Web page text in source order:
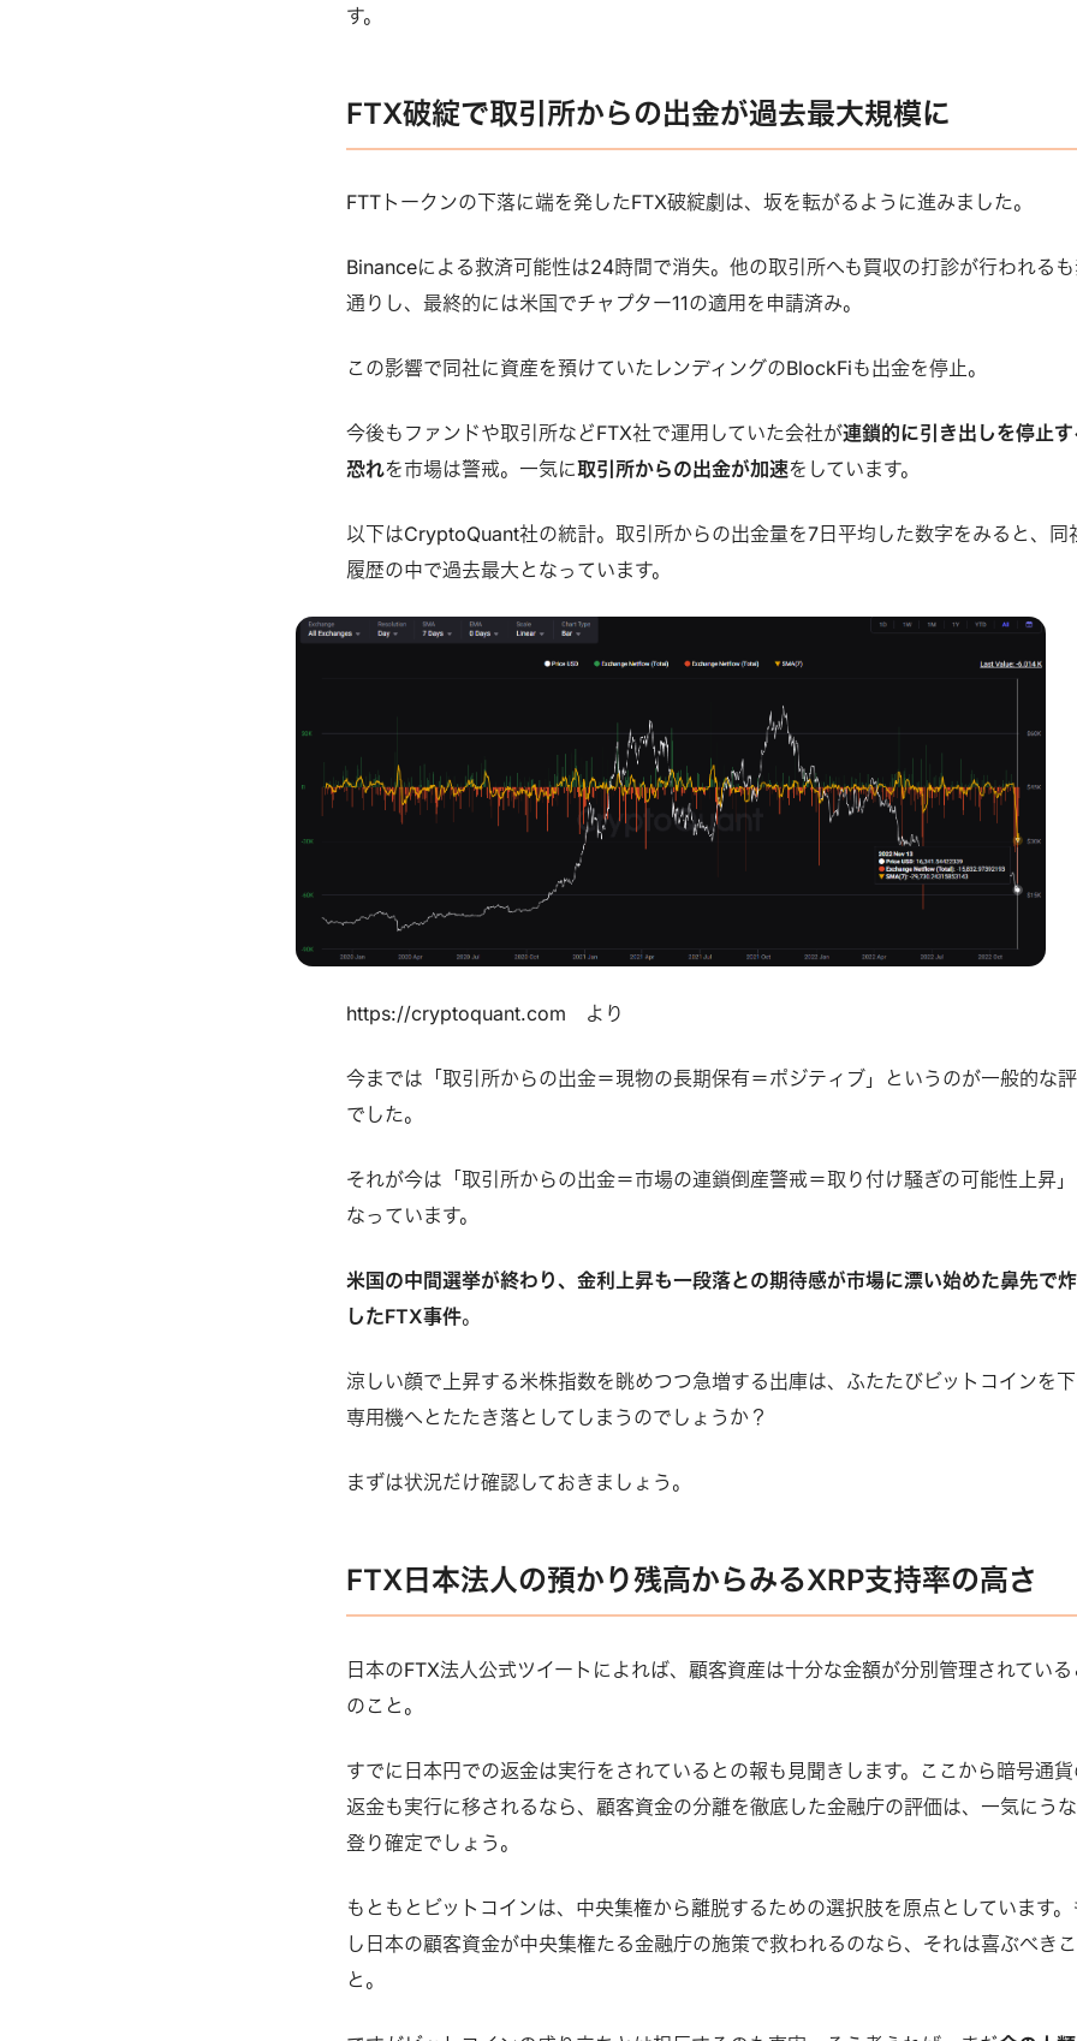
す。
FTX破綻で取引所からの出金が過去最大規模に
FTTトークンの下落に端を発したFTX破綻劇は、坂を転がるように進みました。
Binanceによる救済可能性は24時間で消失。他の取引所へも買収の打診が行われる
通りし、最終的には米国でチャプター11の適用を申請済み。
この影響で同社に資産を預けていたレンディングのBlockFiも出金を停止。
今後もファンドや取引所などFTX社で運用していた会社が連鎖的に引き出しを停止
恐れを市場は警戒。一気に取引所からの出金が加速をしています。
以下はCryptoQuant社の統計。取引所からの出金量を7日平均した数字をみると、同
履歴の中で過去最大となっています。
https://cryptoquant.com より
今までは「取引所からの出金＝現物の長期保有＝ポジティブ」というのが一般的な
でした。
それが今は「取引所からの出金＝市場の連鎖倒産警戒＝取り付け騒ぎの可能性上昇
なっています。
米国の中間選挙が終わり、金利上昇も一段落との期待感が市場に漂い始めた鼻先で
したFTX事件。
涼しい顔で上昇する米株指数を眺めつつ急増する出庫は、ふたたびビットコインを
専用機へとたたき落としてしまうのでしょうか？
まずは状況だけ確認しておきましょう。
FTX日本法人の預かり残高からみるXRP支持率の高さ
日本のFTX法人公式ツイートによれば、顧客資産は十分な金額が分別管理されている
のこと。
すでに日本円での返金は実行をされているとの報も見聞きします。ここから暗号通
返金も実行に移されるなら、顧客資金の分離を徹底した金融庁の評価は、一気にう
登り確定でしょう。
もともとビットコインは、中央集権から離脱するための選択肢を原点としています。
し日本の顧客資金が中央集権たる金融庁の施策で救われるのなら、それは喜ぶべきこ
と。